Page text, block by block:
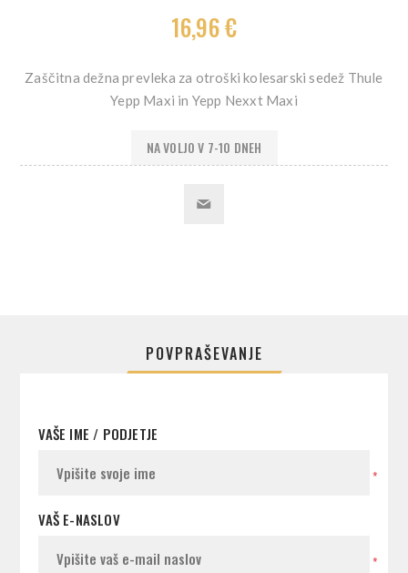
16,96 €
Zaščitna dežna prevleka za otroški kolesarski sedež Thule
Yepp Maxi in Yepp Nexxt Maxi
NA VOLJO V 7-10 DNEH
POVPRAŠEVANJE
VAŠE IME / PODJETJE
*
VAŠ E-NASLOV
*